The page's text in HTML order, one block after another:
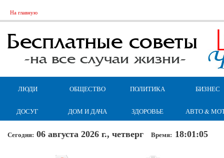
На главную
ЛЮДИ ОБЩЕСТВО ПОЛИТИКА БИЗНЕС
ДОСУГ ДОМ И ДАЧА ЗДОРОВЬЕ АВТО &
Сегодня: 06 августа 2026 г., четверг Время: 18:01:06